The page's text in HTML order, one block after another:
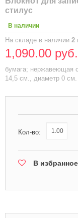
стилус
В наличии
На складе в наличии 2
1,090.00 руб.
бумага; нержавеющая
14,5 см., диаметр 0 см.
Кол-во:
В избранное